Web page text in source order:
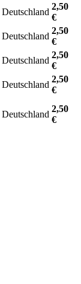
Deutschland
2,50
€
Deutschland
2,50
€
Deutschland
2,50
€
Deutschland
2,50
€
Deutschland
2,50
€